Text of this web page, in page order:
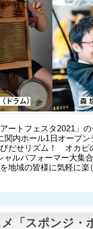
アートフェスタ2021」
関内ホール1日オープ
だせリズム！ オカピ
ルパフォーマー大集
地域の皆様に気軽に
「スポンジ・